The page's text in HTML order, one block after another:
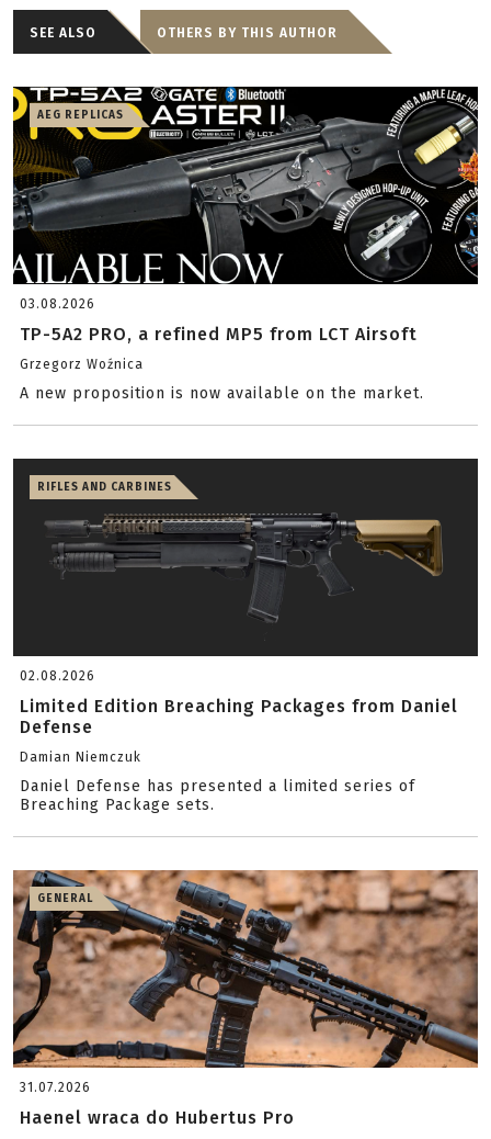
SEE ALSO OTHERS BY THIS AUTHOR
AEG REPLICAS
03.08.2026
TP-5A2 PRO, a refined MP5 from LCT Airsoft
Grzegorz Woźnica
A new proposition is now available on the market.
RIFLES AND CARBINES
02.08.2026
Limited Edition Breaching Packages from Daniel
Defense
Damian Niemczuk
Daniel Defense has presented a limited series of
Breaching Package sets.
GENERAL
31.07.2026
Haenel wraca do Hubertus Pro